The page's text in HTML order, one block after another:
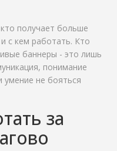
получает больше
с кем работать. Кто
баннеры - это лишь
понимание
умение не бояться
за